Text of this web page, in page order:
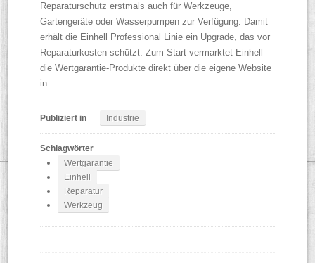
Reparaturschutz erstmals auch für Werkzeuge,
Gartengeräte oder Wasserpumpen zur Verfügung. Damit
erhält die Einhell Professional Linie ein Upgrade, das vor
Reparaturkosten schützt. Zum Start vermarktet Einhell
die Wertgarantie-Produkte direkt über die eigene Website
in…
Publiziert in Industrie
Schlagwörter
Wertgarantie
Einhell
Reparatur
Werkzeug